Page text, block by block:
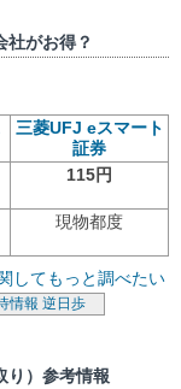
社がお得？
三菱UFJ eスマート
証券
115円
現物都度
してもっと調べたい
情報 逆日歩
り）参考情報